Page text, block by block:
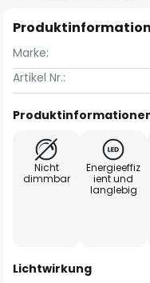
Marke:
Artikel Nr.:
Nicht
dimmbar
Energieeffiz
ient und
langlebig
Lichtwirkung